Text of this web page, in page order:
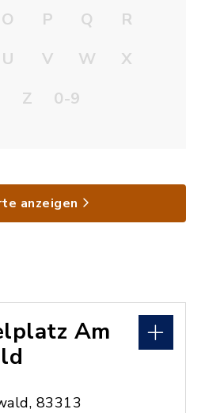
O P Q
R
U V W
X
Z 0-9
anzeigen
Am
83313